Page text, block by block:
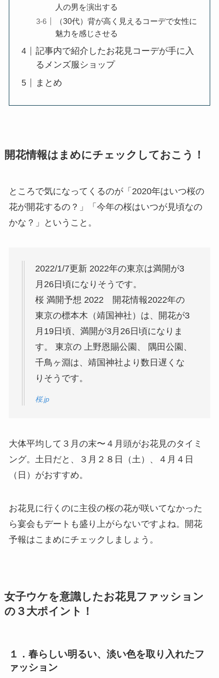
人の男を演出する
（30代）背が高く見えるコーデで女性に
魅力を感じさせる
記事内で紹介したお花見コーデが手に入
るメンズ服ショップ
まとめ
開花情報はまめにチェックしておこう！
ところで気になってくるのが「2020年はいつ桜の
花が開花するの？」「今年の桜はいつが見頃なの
かな？」ということ。
2022/1/7更新 2022年の東京は満開が3
月26日頃になりそうです。
桜 満開予想 2022 開花情報2022年の
東京の標本木（靖国神社）は、開花が3
月19日頃、満開が3月26日頃になりま
す。 東京の 上野恩賜公園、 隅田公園、
千鳥ヶ淵は、靖国神社より数日遅くな
りそうです。
桜.jp
大体平均して３月の末〜４月頭がお花見のタイミ
ング。土日だと、３月２８日（土）、４月４日
（日）がおすすめ。
お花見に行くのに主役の桜の花が咲いてなかった
ら宴会もデートも盛り上がらないですよね。開花
予報はこまめにチェックしましょう。
女子ウケを意識したお花見ファッション
の３大ポイント！
１．春らしい明るい、淡い色を取り入れたフ
ァッション